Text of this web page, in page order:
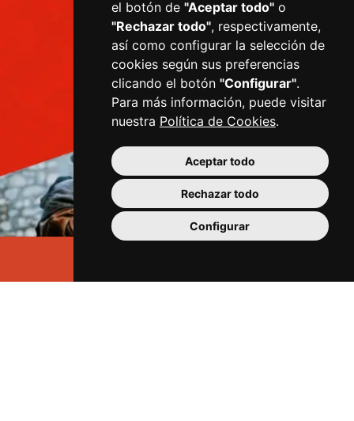
el botón de "Aceptar todo"o
"Rechazar todo", respectivamente,
así como configurar la selección de
cookies según sus preferencias
clicando el botón "Configurar".
Para más información, puede visitar
nuestra Política de Cookies.
Aceptar todo
Rechazar todo
Configurar